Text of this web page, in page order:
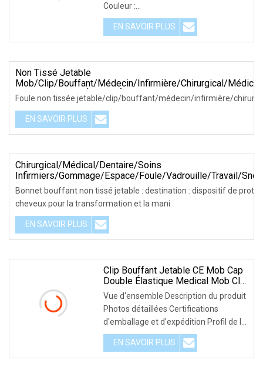
Couleur :
Blanc/bleu/vert/rouge/rose/jaune/o
EN SAVOIR PLUS
Non Tissé Jetable
Mob/Clip/Bouffant/Médecin/Infirmière/Chirurgical/
Bouchon PE/PP Étanche À La Poussière
Foule non tissée jetable/clip/bouffant/médecin/infirmière/
EN SAVOIR PLUS
Chirurgical/médical/dentaire/soins
Infirmiers/gommage/espace/foule/vadrouille/travail/
Capuchon Jetable En PP Non Tissé Pour
Médecin/chirurgien/infirmière/travailleur
(bouffant/rond/plissé/bande/clip)
Bonnet bouffant non tissé jetable : destination : dispositif de
cheveux pour la transformation et la mani
EN SAVOIR PLUS
Clip Bouffant Jetable CE Mob Cap
Double Élastique Medical Mob Clip
Cap
Vue d'ensemble Description du produit
Photos détaillées Certifications
d'emballage et d'expédition Profil de la
société
EN SAVOIR PLUS